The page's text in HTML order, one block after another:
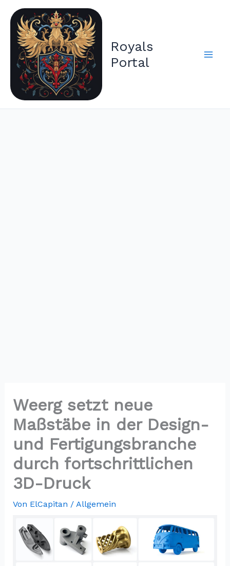
Inhalt
springen
Royals
Portal
Weerg setzt neue
Maßstäbe in der Design-
und Fertigungsbranche
durch fortschrittlichen
3D-Druck
Von ElCapitan / Allgemein